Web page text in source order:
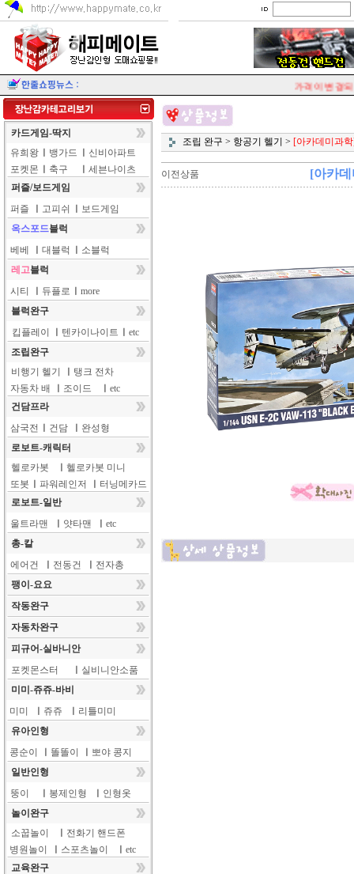
가격이 변경되
카드게임-딱지
유희왕
뱅가드
신비아파트
포켓몬
축구
세븐나이츠
퍼즐/보드게임
퍼즐
고피쉬
보드게임
옥스포드블럭
베베
대블럭
소블럭
레고블럭
시티
듀플로
more
블럭완구
킵플레이
텐카이나이트
etc
조립완구
비행기 헬기
탱크 전차
자동차 배
조이드
etc
건담프라
삼국전
건담
완성형
로보트-캐릭터
헬로카봇
헬로카봇 미니
또봇
파워레인저
터닝메카드
로보트-일반
울트라맨
얏타맨
etc
총-칼
에어건
전동건
전자총
팽이-요요
작동완구
자동차완구
피규어-실바니안
포켓몬스터
실비니안소품
미미-쥬쥬-바비
미미
쥬쥬
리틀미미
유아인형
콩순이
똘똘이
뽀야 콩지
일반인형
뚱이
봉제인형
인형옷
놀이완구
소꿉놀이
전화기 핸드폰
병원놀이
스포츠놀이
etc
교육완구
조립 완구 > 항공기 헬기 > [아카데미과
이전상품 [아카데